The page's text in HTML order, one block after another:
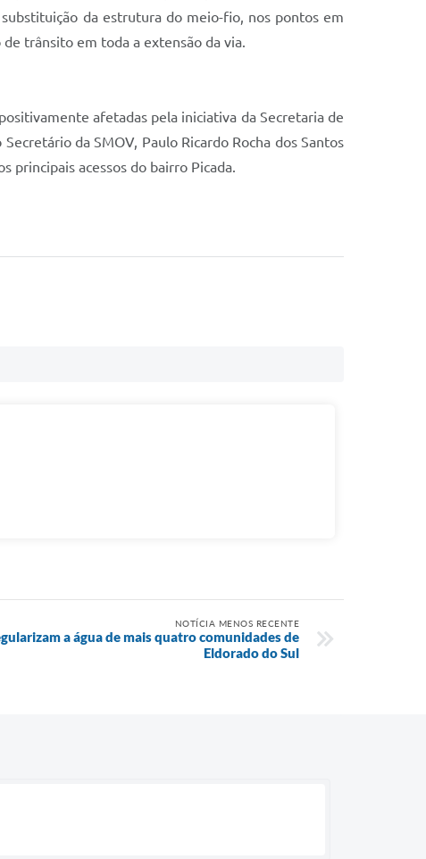
da estrutura do meio-fio, nos pontos em
trânsito em toda a extensão da via.
afetadas pela iniciativa da Secretaria de
da SMOV, Paulo Ricardo Rocha dos Santos
principais acessos do bairro Picada.
NOTÍCIA MENOS RECENTE
a água de mais quatro comunidades de
Eldorado do Sul